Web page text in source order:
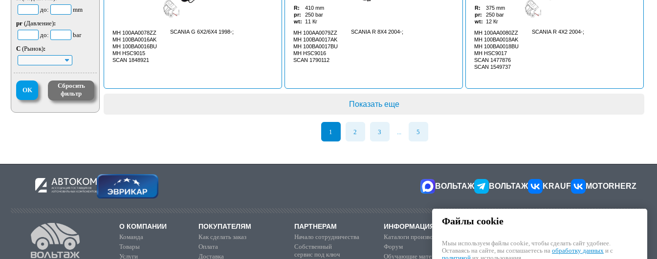
до:
mm
pr (Давление):
до:
bar
C (Рынок):
OK
Сбросить
фильтр
MH 100AA0078ZZ
MH 100BA0016AK
MH 100BA0016BU
MH HSC9015
SCAN 1848921
SCANIA G 6X2/6X4 1998-;
R: 410 mm
pr:
250 bar
wt:
11 Кг
MH 100AA0079ZZ
MH 100BA0017AK
MH 100BA0017BU
MH HSC9016
SCAN 1790112
SCANIA R 8X4 2004-;
R: 375 mm
pr:
250 bar
wt:
12 Кг
MH 100AA0080ZZ
MH 100BA0018AK
MH 100BA0018BU
MH HSC9017
SCAN 1477876
SCAN 1549737
SCANIA R 4X2 2004-;
Показать еще
1 2 3 ... 5
ВОЛЬТАЖ ВОЛЬТАЖ KRAUF MOTORHERZ
О КОМПАНИИ
Команда
Товары
Услуги
ПОКУПАТЕЛЯМ
Как сделать заказ
Оплата
Доставка
ПАРТНЕРАМ
Начало сотрудничества
Собственный
сервис под ключ
ИНФОРМАЦИЯ
Каталоги производителей
Форум
Обучающие материалы
КОНТАКТЫ
Как связаться
Наши реквизиты
Файлы cookie
Мыы используем файлы cookie, чтобы cделать сайт удобнее.
Оставаясь на сайте, вы соглашаетесь на обработку данных и с